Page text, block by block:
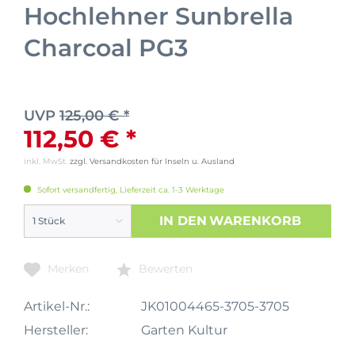
Hochlehner Sunbrella
Charcoal PG3
UVP 125,00 € *
112,50 € *
inkl. MwSt. zzgl. Versandkosten für Inseln u. Ausland
Sofort versandfertig, Lieferzeit ca. 1-3 Werktage
IN DEN WARENKORB
Merken Bewerten
Artikel-Nr.:
JK01004465-3705-3705
Hersteller:
Garten Kultur